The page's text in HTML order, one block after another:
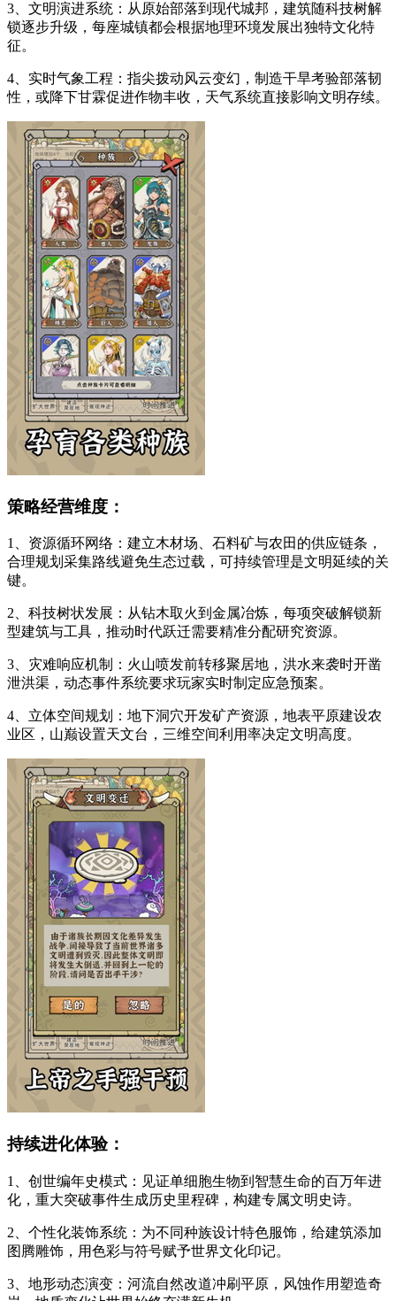
3、文明演进系统：从原始部落到现代城邦，建筑随科技树解
锁逐步升级，每座城镇都会根据地理环境发展出独特文化特
征。
4、实时气象工程：指尖拨动风云变幻，制造干旱考验部落韧
性，或降下甘霖促进作物丰收，天气系统直接影响文明存续。
策略经营维度：
1、资源循环网络：建立木材场、石料矿与农田的供应链条，
合理规划采集路线避免生态过载，可持续管理是文明延续的关
键。
2、科技树状发展：从钻木取火到金属冶炼，每项突破解锁新
型建筑与工具，推动时代跃迁需要精准分配研究资源。
3、灾难响应机制：火山喷发前转移聚居地，洪水来袭时开凿
泄洪渠，动态事件系统要求玩家实时制定应急预案。
4、立体空间规划：地下洞穴开发矿产资源，地表平原建设农
业区，山巅设置天文台，三维空间利用率决定文明高度。
持续进化体验：
1、创世编年史模式：见证单细胞生物到智慧生命的百万年进
化，重大突破事件生成历史里程碑，构建专属文明史诗。
2、个性化装饰系统：为不同种族设计特色服饰，给建筑添加
图腾雕饰，用色彩与符号赋予世界文化印记。
3、地形动态演变：河流自然改道冲刷平原，风蚀作用塑造奇